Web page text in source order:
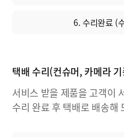
6. 수리완료 (
택배 수리(컨슈머, 카메라
서비스 받을 제품을 고객이
수리 완료 후 택배로 배송해